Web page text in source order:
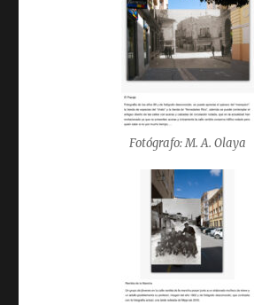
Fotógrafo: M. A. Olaya